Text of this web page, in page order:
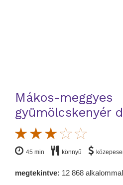
Mákos-meggyes
gyümölcskenyér
45 min könnyű
megtekintve: 12 868 alkalommal